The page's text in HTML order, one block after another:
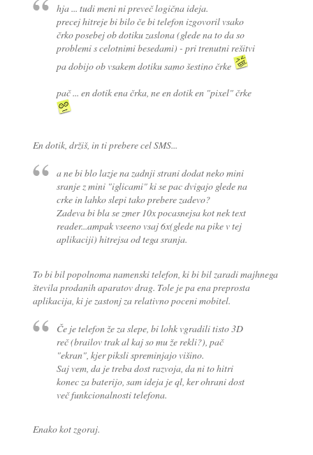
hja ... tudi meni ni preveč logična ideja.
precej hitreje bi bilo če bi telefon izgovoril vsako
črko posebej ob dotiku zaslona (glede na to da so
problemi s celotnimi besedami) - pri trenutni rešitvi
pa dobijo ob vsakem dotiku samo šestino črke
pač ... en dotik ena črka, ne en dotik en "pixel" črke
En dotik, držiš, in ti prebere cel SMS...
a ne bi blo lazje na zadnji strani dodat neko mini
sranje z mini "iglicami" ki se pac dvigajo glede na
crke in lahko slepi tako prebere zadevo?
Zadeva bi bla se zmer 10x pocasnejsa kot nek text
reader...ampak vseeno vsaj 6x(glede na pike v tej
aplikaciji) hitrejsa od tega sranja.
To bi bil popolnoma namenski telefon, ki bi bil zaradi majhnega
števila prodanih aparatov drag. Tole je pa ena preprosta
aplikacija, ki je zastonj za relativno poceni mobitel.
Če je telefon že za slepe, bi lohk vgradili tisto 3D
reč (brailov trak al kaj so mu že rekli?), pač
"ekran", kjer piksli spreminjajo višino.
Saj vem, da je treba dost razvoja, da ni to hitri
konec za baterijo, sam ideja je ql, ker ohrani dost
več funkcionalnosti telefona.
Enako kot zgoraj.